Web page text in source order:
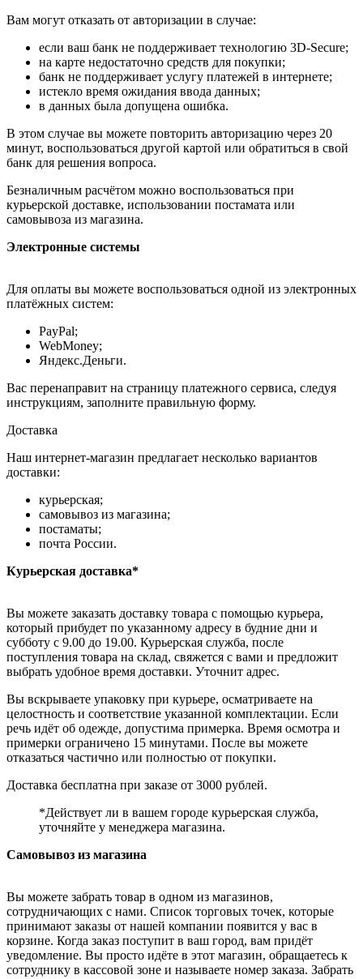
Вам могут отказать от авторизации в случае:
если ваш банк не поддерживает технологию 3D-Secure;
на карте недостаточно средств для покупки;
банк не поддерживает услугу платежей в интернете;
истекло время ожидания ввода данных;
в данных была допущена ошибка.
В этом случае вы можете повторить авторизацию через 20
минут, воспользоваться другой картой или обратиться в свой
банк для решения вопроса.
Безналичным расчётом можно воспользоваться при
курьерской доставке, использовании постамата или
самовывоза из магазина.
Электронные системы
Для оплаты вы можете воспользоваться одной из электронных
платёжных систем:
PayPal;
WebMoney;
Яндекс.Деньги.
Вас перенаправит на страницу платежного сервиса, следуя
инструкциям, заполните правильную форму.
Доставка
Наш интернет-магазин предлагает несколько вариантов
доставки:
курьерская;
самовывоз из магазина;
постаматы;
почта России.
Курьерская доставка*
Вы можете заказать доставку товара с помощью курьера,
который прибудет по указанному адресу в будние дни и
субботу с 9.00 до 19.00. Курьерская служба, после
поступления товара на склад, свяжется с вами и предложит
выбрать удобное время доставки. Уточнит адрес.
Вы вскрываете упаковку при курьере, осматриваете на
целостность и соответствие указанной комплектации. Если
речь идёт об одежде, допустима примерка. Время осмотра и
примерки ограничено 15 минутами. После вы можете
отказаться частично или полностью от покупки.
Доставка бесплатна при заказе от 3000 рублей.
*Действует ли в вашем городе курьерская служба,
уточняйте у менеджера магазина.
Самовывоз из магазина
Вы можете забрать товар в одном из магазинов,
сотрудничающих с нами. Список торговых точек, которые
принимают заказы от нашей компании появится у вас в
корзине. Когда заказ поступит в ваш город, вам придёт
уведомление. Вы просто идёте в этот магазин, обращаетесь к
сотруднику в кассовой зоне и называете номер заказа. Забрать